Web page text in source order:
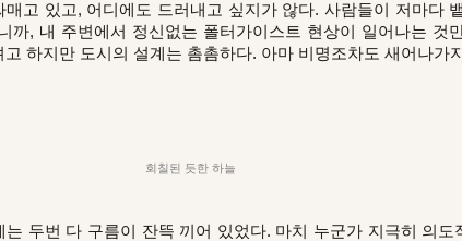
고 있고, 어디에도 드러내고 싶지가 않다. 사람들이 저마다
까, 내 주변에서 정신없는 폴터가이스트 현상이 일어나는 것
하지만 도시의 설계는 촘촘하다. 아마 비명조차도 새어나가
회칠된 듯한 하늘
두번 다 구름이 잔뜩 끼어 있었다. 마치 누군가 지극히 의도